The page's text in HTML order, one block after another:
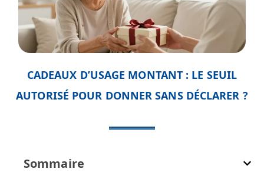
CADEAUX D’USAGE MONTANT : LE SEUIL
AUTORISÉ POUR DONNER SANS DÉCLARER ?
Sommaire